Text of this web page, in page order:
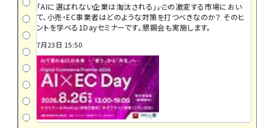
「AIに選ばれない企業は淘汰される」――。この激変する市場におい
て、小売・EC事業者はどのような対策を打つべきなのか？ そのヒ
ントを学べる1Dayセミナーです。懇親会も実施します。
7月23日 15:50